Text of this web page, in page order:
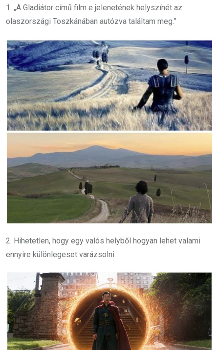
1. „A Gladiátor című film e jelenetének helyszínét az
olaszországi Toszkánában autózva találtam meg.”
2. Hihetetlen, hogy egy valós helyből hogyan lehet valami
ennyire különlegeset varázsolni.